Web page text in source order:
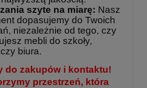
szyte na miarę: Nasz
dopasujemy do Twoich
niezależnie od tego, czy
mebli do szkoły,
biura.
do zakupów i kontaktu!
przestrzeń, która